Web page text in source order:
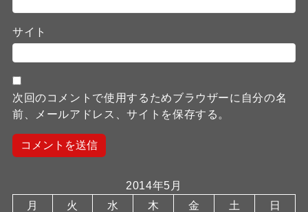
サイト
次回のコメントで使用するためブラウザーに自分の名
前、メールアドレス、サイトを保存する。
2014年5月
月
火 水 木 金 土
日